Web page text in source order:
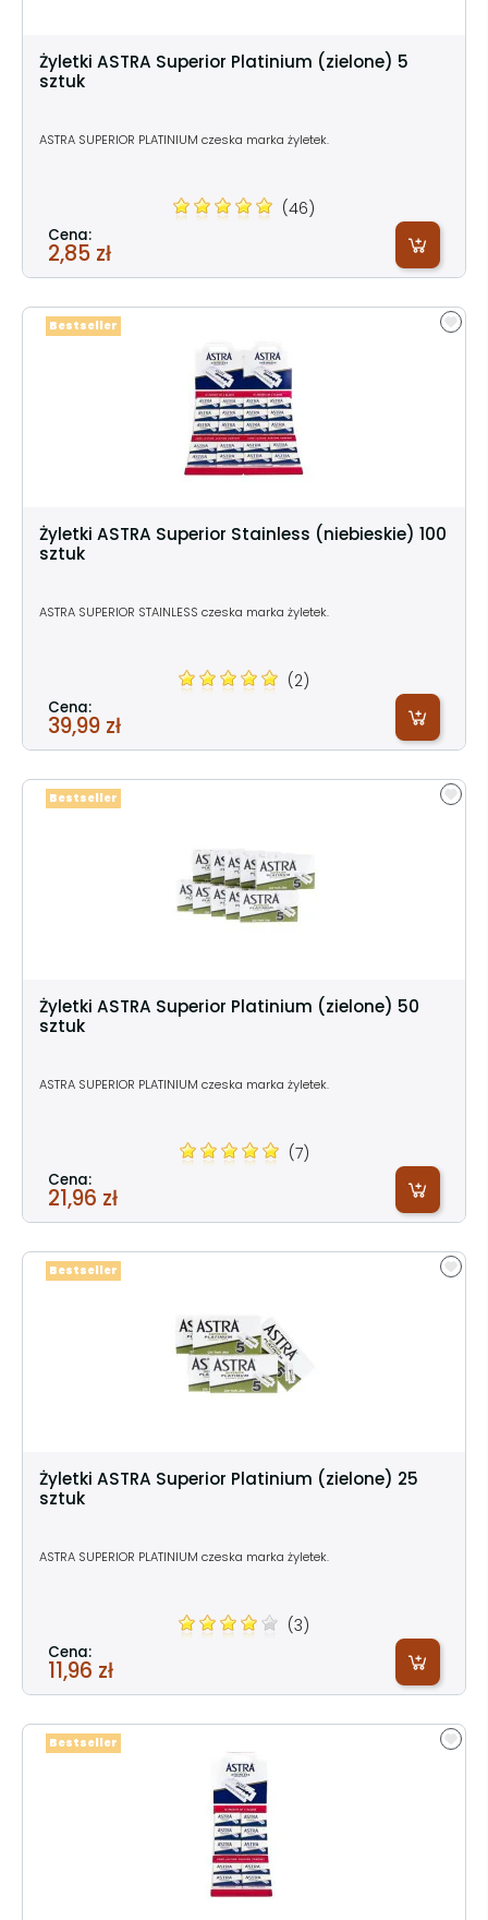
Żyletki ASTRA Superior Platinium (zielone) 5
sztuk
ASTRA SUPERIOR PLATINIUM czeska marka żyletek.
(46)
Cena:
2,85 zł
Żyletki ASTRA Superior Stainless (niebieskie) 100
sztuk
ASTRA SUPERIOR STAINLESS czeska marka żyletek.
(2)
Cena:
39,99 zł
Bestseller
Żyletki ASTRA Superior Platinium (zielone) 50
sztuk
ASTRA SUPERIOR PLATINIUM czeska marka żyletek.
(7)
Cena:
21,96 zł
Bestseller
Żyletki ASTRA Superior Platinium (zielone) 25
sztuk
ASTRA SUPERIOR PLATINIUM czeska marka żyletek.
(3)
Cena:
11,96 zł
Bestseller
Bestseller